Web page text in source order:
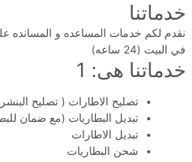
خدماتنا
نقدم لكم خدمات المساعده و المسانده
في البيت (24 ساعه)
خدماتنا هى: 1
تصليح الاطارات ( تصليح
تبديل البطاريات (مع ضمان
تبديل الاطارات
شحن البطاريات